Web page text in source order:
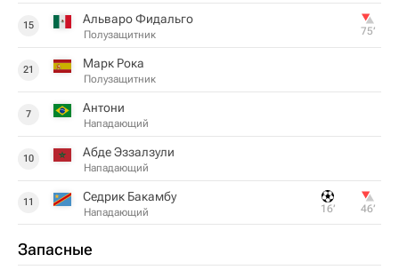
15 Альваро Фидальго
Полузащитник 75‎’‎
21 Марк Рока
Полузащитник
7 Антони
Нападающий
10 Абде Эззалзули
Нападающий
11 Седрик Бакамбу
Нападающий 16‎’‎ 46‎’‎
Запасные